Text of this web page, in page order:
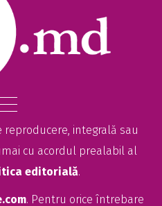
reproducere, integrală sau
cu acordul prealabil al
editorială.
. Pentru orice întrebare